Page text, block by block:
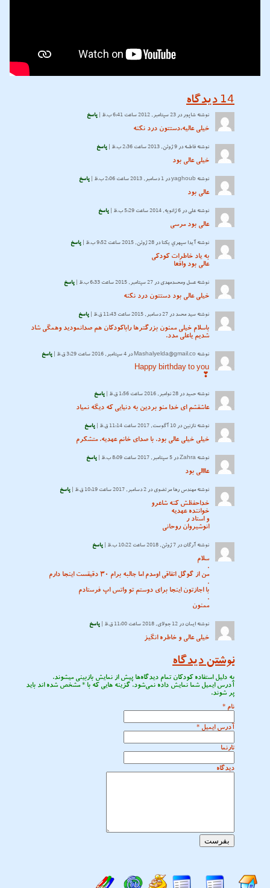
14دیدگاه
نوشتهشاپوردر 23 سپتامبر, 2012 ساعت 6:41 ب.ظ | پاسخ
خیلی عالیه،دستتون درد نکنه
نوشتهفاطمهدر 9 ژوئن, 2013 ساعت 2:36 ب.ظ | پاسخ
خیلی عالی بود
نوشته yaghoubدر 1 دسامبر, 2013 ساعت 2:06 ب.ظ | پاسخ
عالی بود
نوشتهعلیدر 6 ژانویه, 2014 ساعت 5:29 ب.ظ | پاسخ
عالی بود مرسی
نوشتهآيدا سپهري يكتادر 28 ژوئن, 2015 ساعت 9:52 ب.ظ | پاسخ
به یاد خاطرات کودکی
عالی بود واقعا
نوشتهعسل ومحمدمهدیدر 27 سپتامبر, 2015 ساعت 6:33 ب.ظ | پاسخ
خیلی عالی بود دستتون درد نکنه
نوشتهسید محمددر 27 دسامبر, 2015 ساعت 11:43 ق.ظ | پاسخ
باسلام خیلی ممنون بزرگترها راباکودکان هم صدانمودید وهمگی شاد
شدیم یاعلی مدد.
نوشته Mashalyelda@gmail.coدر 4 سپتامبر, 2016 ساعت 3:29 ق.ظ | پاسخ
Happy birthday to you
❣
نوشتهحمیددر 28 نوامبر, 2016 ساعت 1:56 ق.ظ | پاسخ
عاشقشم ای خدا منو بردین به دنیایی که دیگه نمیاد
نوشتهنازنيندر 10 آگوست, 2017 ساعت 11:14 ق.ظ | پاسخ
خیلی خیلی عالی بود. با صدای خانم عهدیه. متشکرم
نوشتهZahraدر 5 سپتامبر, 2017 ساعت 8:09 ب.ظ | پاسخ
عااالی بود
نوشتهمهندس رها مرتضویدر 2 دسامبر, 2017 ساعت 10:19 ق.ظ | پاسخ
خداحفظش کنه شاعرو
خواننده عهدیه
و استاد ر
انوشیروان روحانی
نوشتهآرگاندر 7 ژوئن, 2018 ساعت 10:22 ب.ظ | پاسخ
سلام
.
من از گوگل اتفاقی اومدم اما جالبه برام ۳۰ دقیقست اینجا دارم
.
با اجازتون اینجا برای دوستم تو واتس اپ فرستادم
.
ممنون
نوشتهایماندر 12 جولای, 2018 ساعت 11:00 ق.ظ | پاسخ
خیلی عالی و خاطره انگیز
نوشتن دیدگاه
به دلیل استفاده کودکان تمام دیدگاه‌ها پیش از نمایش بازبینی میشوند.
آدرس ایمیل شما نمایش داده نمی‌شود. گزینه هایی که با*مشخص شده اند باید
پر شوند.
نام*
آدرس ایمیل*
تارنما
دیدگاه